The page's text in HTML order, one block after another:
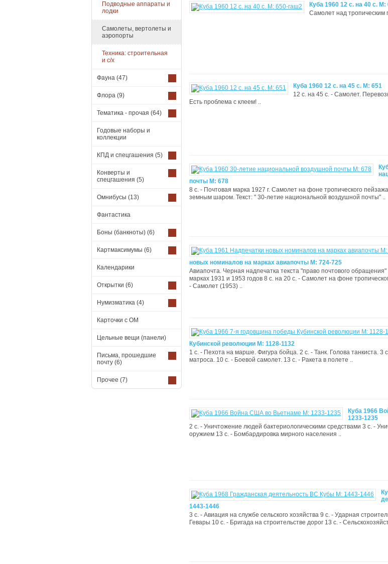
Подводные аппараты и
лодки
Самолеты, вертолеты и
аэропорты
Техника: строительная
и с/х
Фауна (47)
Флора (9)
Тематика - прочая (64)
Годовые наборы и
коллекции
КПД и спецгашения (5)
Конверты и
спецгашения (5)
Омнибусы (13)
Фантастика
Боны (банкноты) (6)
Картмаксимумы (6)
Календарики
Открытки (6)
Нумизматика (4)
Карточки с ОМ
Цельные вещи (панели)
Письма, прошедшие
почту (6)
Прочее (7)
Куба 1960 12 с. на 40 с.
Самолет над тропическим
Куба 1960 12 с. на 45 с. М: 651
12 с. на 45 с. - Самолет.
Есть проблема с клеем! ..
почты М: 678
8 с. - Почтовая марка 1927 г. Самолет на фоне тропического
земным шаром. Текст: " 30-летие национальной воздушной почты" ..
новых номиналов на марках авиапочты М: 724-725
Авиапочта. Черная надпечатка текста "право почтового
марках 1931 и 1953 годов 8 с. на 20 с. - Самолет на фоне
- Самолет (1953) ..
Кубинской революции М: 1128-1132
1 с. - Пехота на марше. Фигура бойца. 2 с. - Танк. Голова танкиста. 3
матроса. 10 с. - Боевой самолет. 13 с. - Ракета в полете ..
Куба 1966
1233-1235
2 с. - Уничтожение людей бактериологическими средствами 3 с. -
оружием 13 с. - Бомбардировка мирного населения ..
1443-1446
3 с. - Авиация на службе сельского хозяйства 9 с. - Ударная
Гевары 10 с. - Бригада на строительстве дорог 13 с. -